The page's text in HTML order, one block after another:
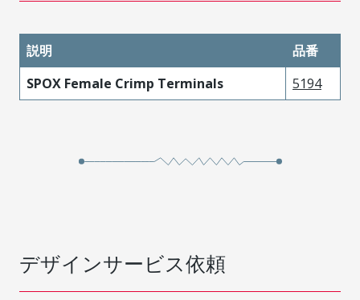
説明
品番
SPOX Female Crimp Terminals
5194
デザインサービス依頼